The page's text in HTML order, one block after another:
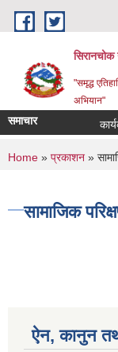
Skip to main content
सिरानचोक
"समृद्ध
अभियान"
समाचार
You are
Home » प्रकाशन »
सामाजिक
ऐन, कानुन